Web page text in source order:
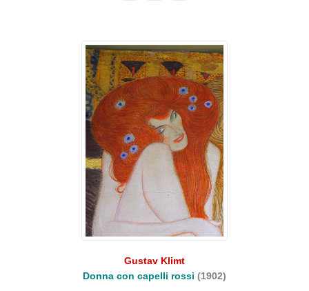
Gustav Klimt
Donna con capelli rossi (1902)